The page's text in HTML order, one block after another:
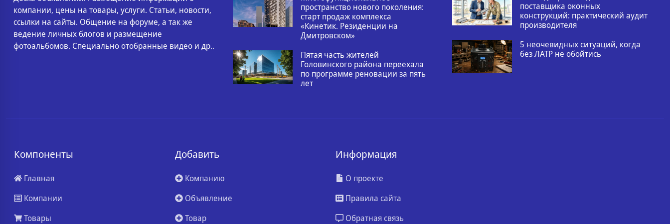
компании, цены на товары, услуги. Статьи, новости,
ссылки на сайты. Общение на форуме, а так же
ведение личных блогов и размещение
фотоальбомов. Специально отобранные видео и др..
пространство нового поколения:
старт продаж комплекса
«Кинетик. Резиденции на
Дмитровском»
Пятая часть жителей
Головинского района переехала
по программе реновации за пять
лет
поставщика оконных
конструкций: практический аудит
производителя
5 неочевидных ситуаций, когда
без ЛАТР не обойтись
Компоненты
Главная
Компании
Товары
Добавить
Компанию
Объявление
Товар
Информация
О проекте
Правила сайта
Обратная связь